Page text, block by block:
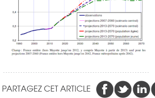
PARTAGEZ CET ARTICLE